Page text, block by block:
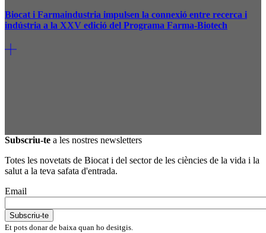
Biocat i Farmaindustria impulsen la connexió entre recerca i
indústria a la XXV edició del Programa Farma-Biotech
Subscriu-te a les nostres newsletters
Totes les novetats de Biocat i del sector de les ciències de la vida i la
salut a la teva safata d'entrada.
Email
Et pots donar de baixa quan ho desitgis.